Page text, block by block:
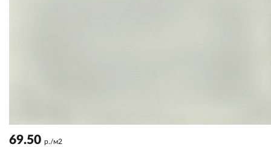
69.50 р./м2